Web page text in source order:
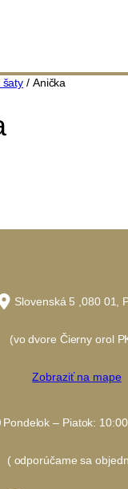
šaty / Anička
Slovenská 5 ,080 01,
(vo dvore Čierny orol
Zobraziť na mape
Pondelok – Piatok:
( odporúčame sa